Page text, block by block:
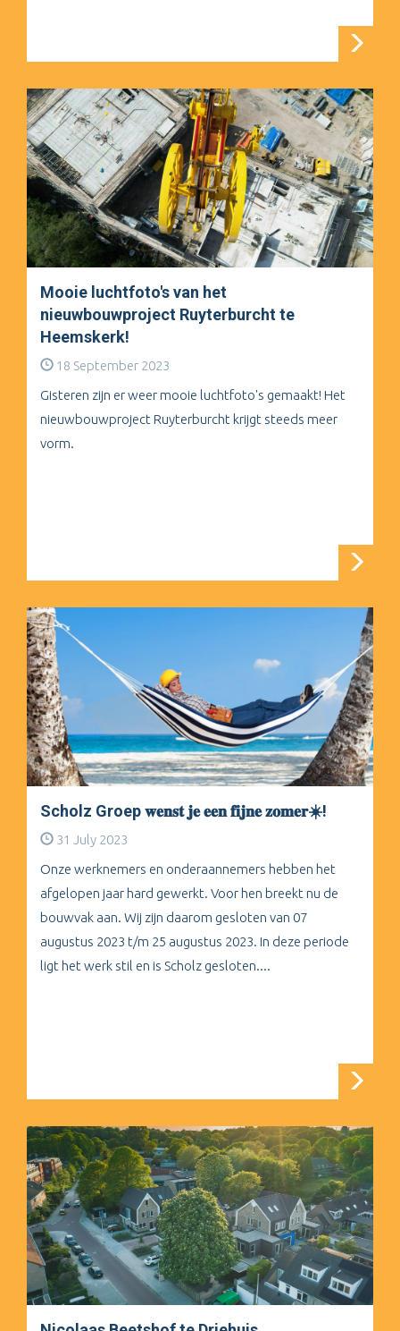
Mooie luchtfoto's van het
nieuwbouwproject Ruyterburcht te
Heemskerk!
18 September 2023
Gisteren zijn er weer mooie luchtfoto's gemaakt! Het
nieuwbouwproject Ruyterburcht krijgt steeds meer
vorm.
Scholz Groep 𝐰𝐞𝐧𝐬𝐭 𝐣𝐞 𝐞𝐞𝐧 𝐟𝐢𝐣𝐧𝐞 𝐳𝐨𝐦𝐞𝐫☀️!
31 July 2023
Onze werknemers en onderaannemers hebben het
afgelopen jaar hard gewerkt. Voor hen breekt nu de
bouwvak aan. Wij zijn daarom gesloten van 07
augustus 2023 t/m 25 augustus 2023. In deze periode
ligt het werk stil en is Scholz gesloten....